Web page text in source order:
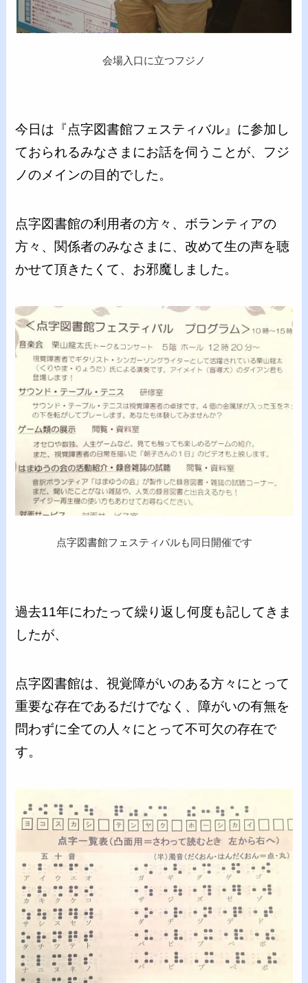
会場入口に立つフジノ
今日は『点字図書館フェスティバル』に参加し
ておられるみなさまにお話を伺うことが、フジ
ノのメインの目的でした。
点字図書館の利用者の方々、ボランティアの
方々、関係者のみなさまに、改めて生の声を聴
かせて頂きたくて、お邪魔しました。
点字図書館フェスティバルも同日開催です
過去11年にわたって繰り返し何度も記してきま
したが、
点字図書館は、視覚障がいのある方々にとって
重要な存在であるだけでなく、障がいの有無を
問わずに全ての人々にとって不可欠の存在で
す。